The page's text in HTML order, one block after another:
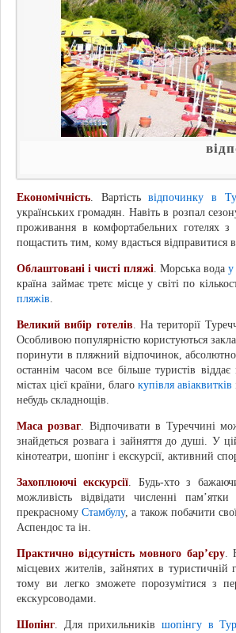
Економічність. Вартістьвідпочинку в
українських громадян. Навіть в розпал
проживання в комфортабельних готелях
пощастить тим, кому вдасться відправитися
Облаштовані і чисті пляжі. Морська вода у
країна займає третє місце у світі по
пляжів.
Великий вибір готелів. На території
Особливою популярністю користуються
поринути в пляжний відпочинок,
останнім часом все більше туристів
містах цієї країни, благокупівля авіаквитків
небудь складнощів.
Маса розваг. Відпочивати в Туреччині
знайдеться розвага і зайняття до душі. У
кінотеатри, шопінг і екскурсії, активний
Захоплюючі екскурсії. Будь-хто з
можливість відвідати численні
прекрасномуСтамбулу, а також побачити
Аспендос та ін.
Практично відсутність мовного бар’єру.
місцевих жителів, зайнятих в туристичній
тому ви легко зможете порозумітися з
екскурсоводами.
Шопінг. Для прихильників шопінгу в